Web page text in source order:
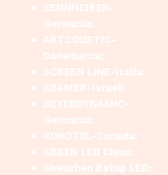
SENNHEISER-
Germania;
ARTCOUSTIC-
Danemarca;
SCREEN LINE-Italia;
KRAMER-Israel;
BEYERDYNAMIC-
Germania;
ROBOTEL-Canada;
ABSEN LED China;
Shenzhen Retop LED;